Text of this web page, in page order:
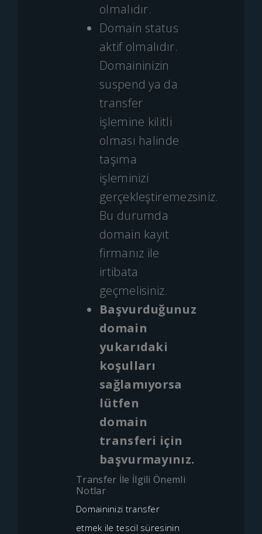
olmalıdır.
Domain status
aktif olmalıdır.
Domaininizin
suspend ya da
transfer
işlemine kilitli
olması halinde
taşıma
işleminizi
gerçekleştiremezsiniz.
Bu durumda
domain kayıt
firmanız ile
irtibata
geçmelisiniz.
Başvurduğunuz
domain
yukarıdaki
koşulları
sağlamıyorsa
lütfen
domain
transferi için
başvurmayınız.
Transfer İle İlgili Önemli
Notlar
Domaininizi transfer
etmek ile tescil süresinin